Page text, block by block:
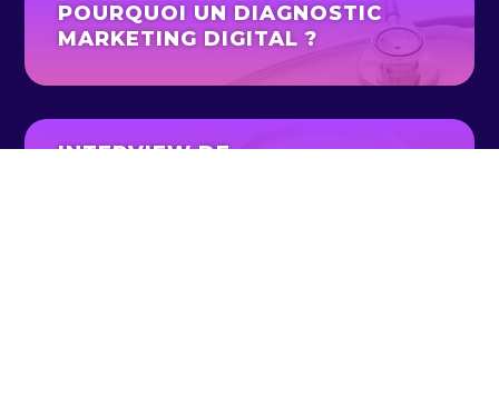
POURQUOI UN DIAGNOSTIC
MARKETING DIGITAL ?
INTERVIEW DE